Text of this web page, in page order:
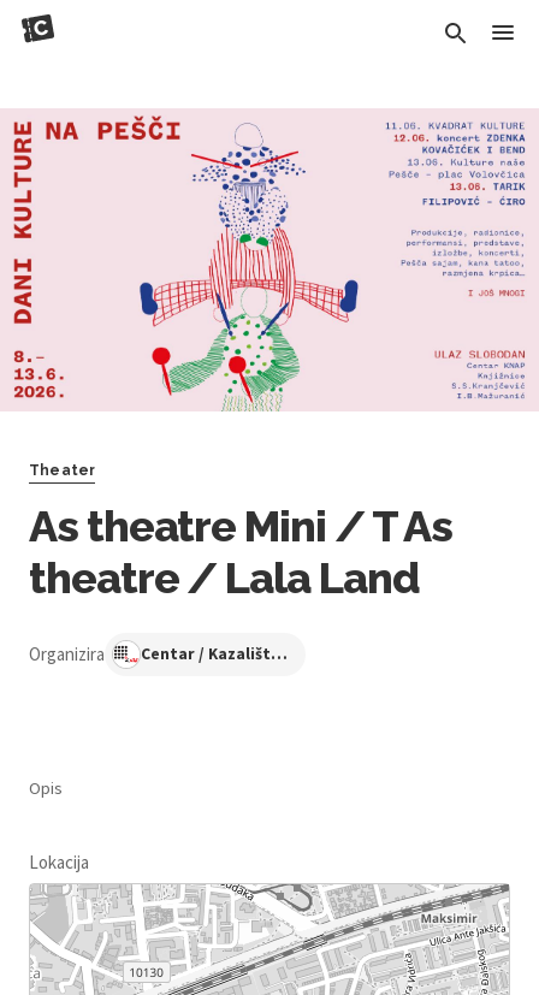
Theater
As theatre Mini / T As
theatre / Lala Land
Organizira Centar / Kazalište KNAP
Opis
Lokacija